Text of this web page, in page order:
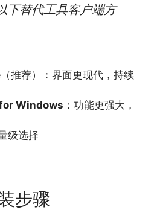
下替代工具客户端方
（推荐）：界面更现代，持续
Windows ：功能更强大，
级选择
步骤